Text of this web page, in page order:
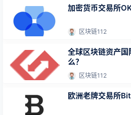
加密货币交易所
区块链112
全球区块链资产
么？
区块链112
欧洲老牌交易所